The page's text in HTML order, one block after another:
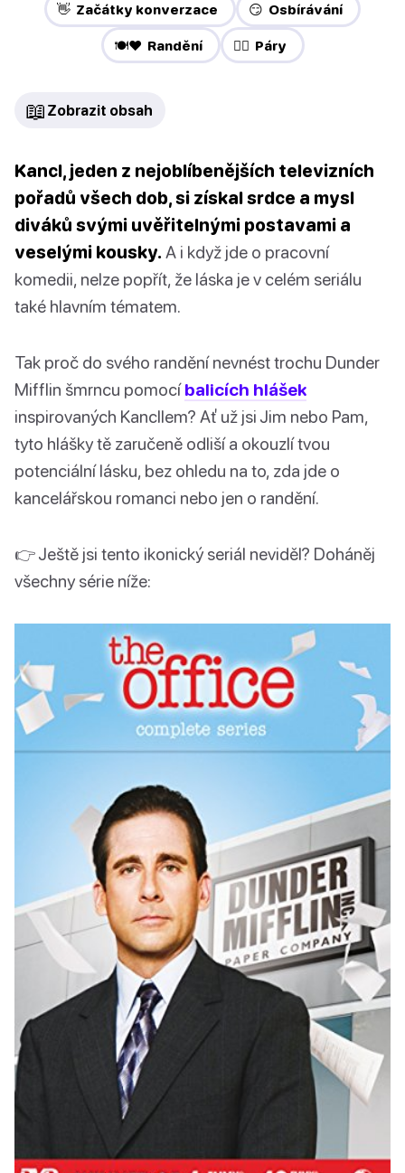
👋 Začátky konverzace 😏 Osbírávání
🍽️❤️ Randění ❤️‍🔥 Páry
📖 Zobrazit obsah
Kancl, jeden z nejoblíbenějších televizních
pořadů všech dob, si získal srdce a mysl
diváků svými uvěřitelnými postavami a
veselými kousky. A i když jde o pracovní
komedii, nelze popřít, že láska je v celém seriálu
také hlavním tématem.
Tak proč do svého randění nevnést trochu Dunder
Mifflin šmrncu pomocíbalicích hlášek
inspirovaných Kancllem? Ať už jsi Jim nebo Pam,
tyto hlášky tě zaručeně odliší a okouzlí tvou
potenciální lásku, bez ohledu na to, zda jde o
kancelářskou romanci nebo jen o randění.
👉 Ještě jsi tento ikonický seriál neviděl? Doháněj
všechny série níže: